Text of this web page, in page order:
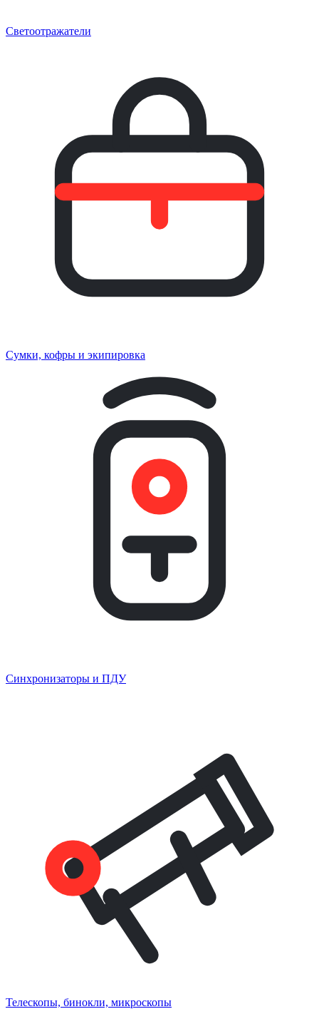
Светоотражатели
Сумки, кофры и экипировка
Синхронизаторы и ПДУ
Телескопы, бинокли, микроскопы